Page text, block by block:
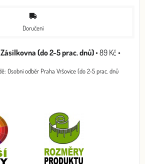
Doručení
Zásilkovna (do 2-5 prac. dnů)•89 Kč •
Osobní odběr Praha Vršovice (do 2-5 prac. dnů